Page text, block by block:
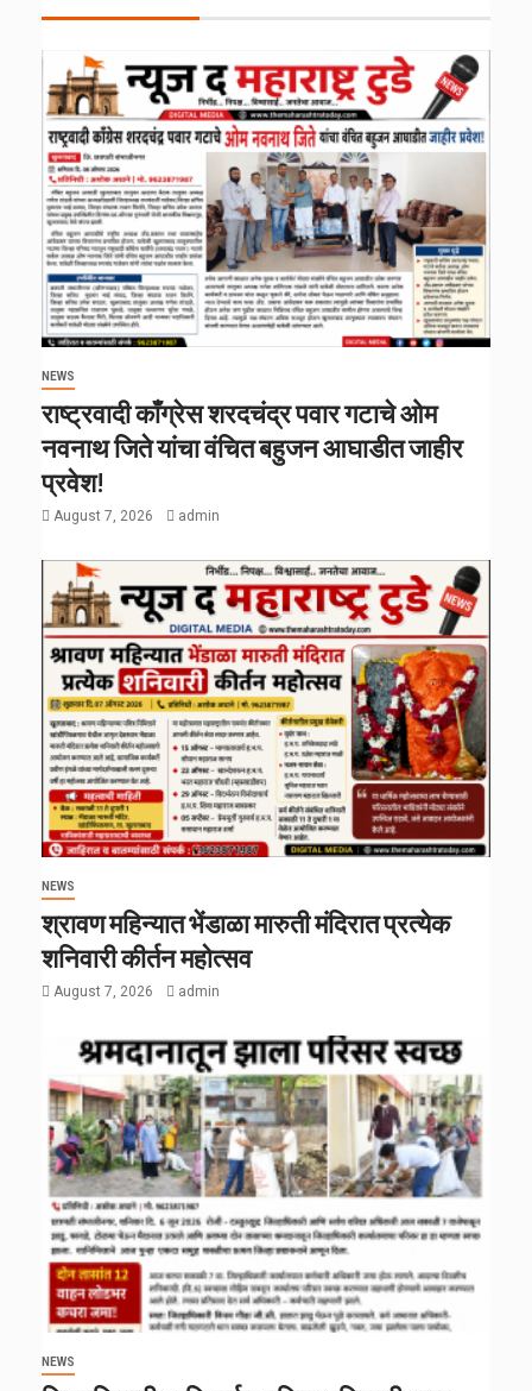
NEWS
राष्ट्रवादी काँग्रेस शरदचंद्र पवार गटाचे ओम
नवनाथ जिते यांचा वंचित बहुजन आघाडीत जाहीर
प्रवेश!
August 7, 2026 admin
NEWS
श्रावण महिन्यात भेंडाळा मारुती मंदिरात प्रत्येक
शनिवारी कीर्तन महोत्सव
August 7, 2026 admin
NEWS